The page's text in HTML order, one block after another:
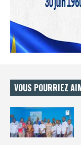
VOUS POURRIEZ